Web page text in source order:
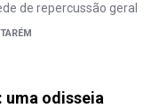
de repercussão geral
uma odisseia